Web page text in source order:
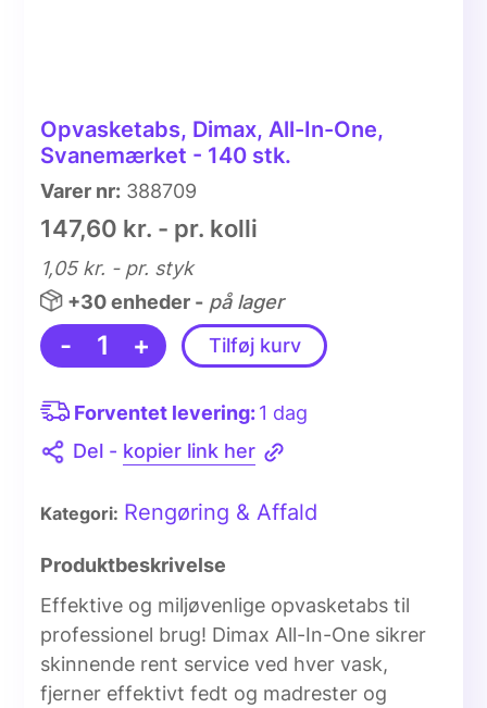
Opvasketabs, Dimax, All-In-One,
Svanemærket - 140 stk.
Varer nr: 388709
147,60 kr. - pr. kolli
1,05 kr. - pr. styk
+30 enheder - på lager
- 1 + Tilføj kurv
Forventet levering:1 dag
Del - kopier link her
Kategori: Rengøring & Affald
Produktbeskrivelse
Effektive og miljøvenlige opvasketabs til
professionel brug! Dimax All-In-One sikrer
skinnende rent service ved hver vask,
fjerner effektivt fedt og madrester og